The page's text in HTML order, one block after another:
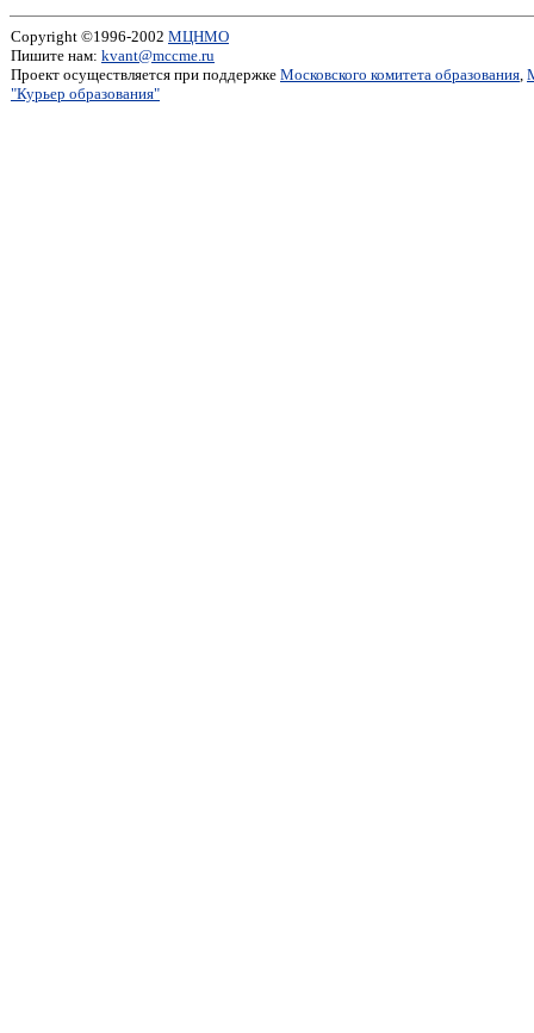
Copyright ©1996-2002 МЦНМО
Пишите нам: kvant@mccme.ru
Проект осуществляется при поддержке Московского комитета образования,
"Курьер образования"